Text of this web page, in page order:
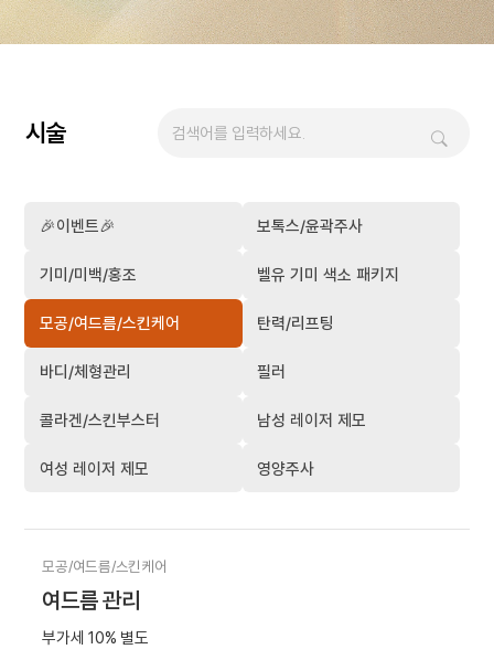
시술
🎉이벤트🎉 보톡스/윤곽주사
기미/미백/홍조 벨유 기미 색소 패키지
모공/여드름/스킨케어 탄력/리프팅
바디/체형관리 필러
콜라겐/스킨부스터 남성 레이저 제모
여성 레이저 제모 영양주사
모공/여드름/스킨케어
여드름 관리
부가세 10% 별도